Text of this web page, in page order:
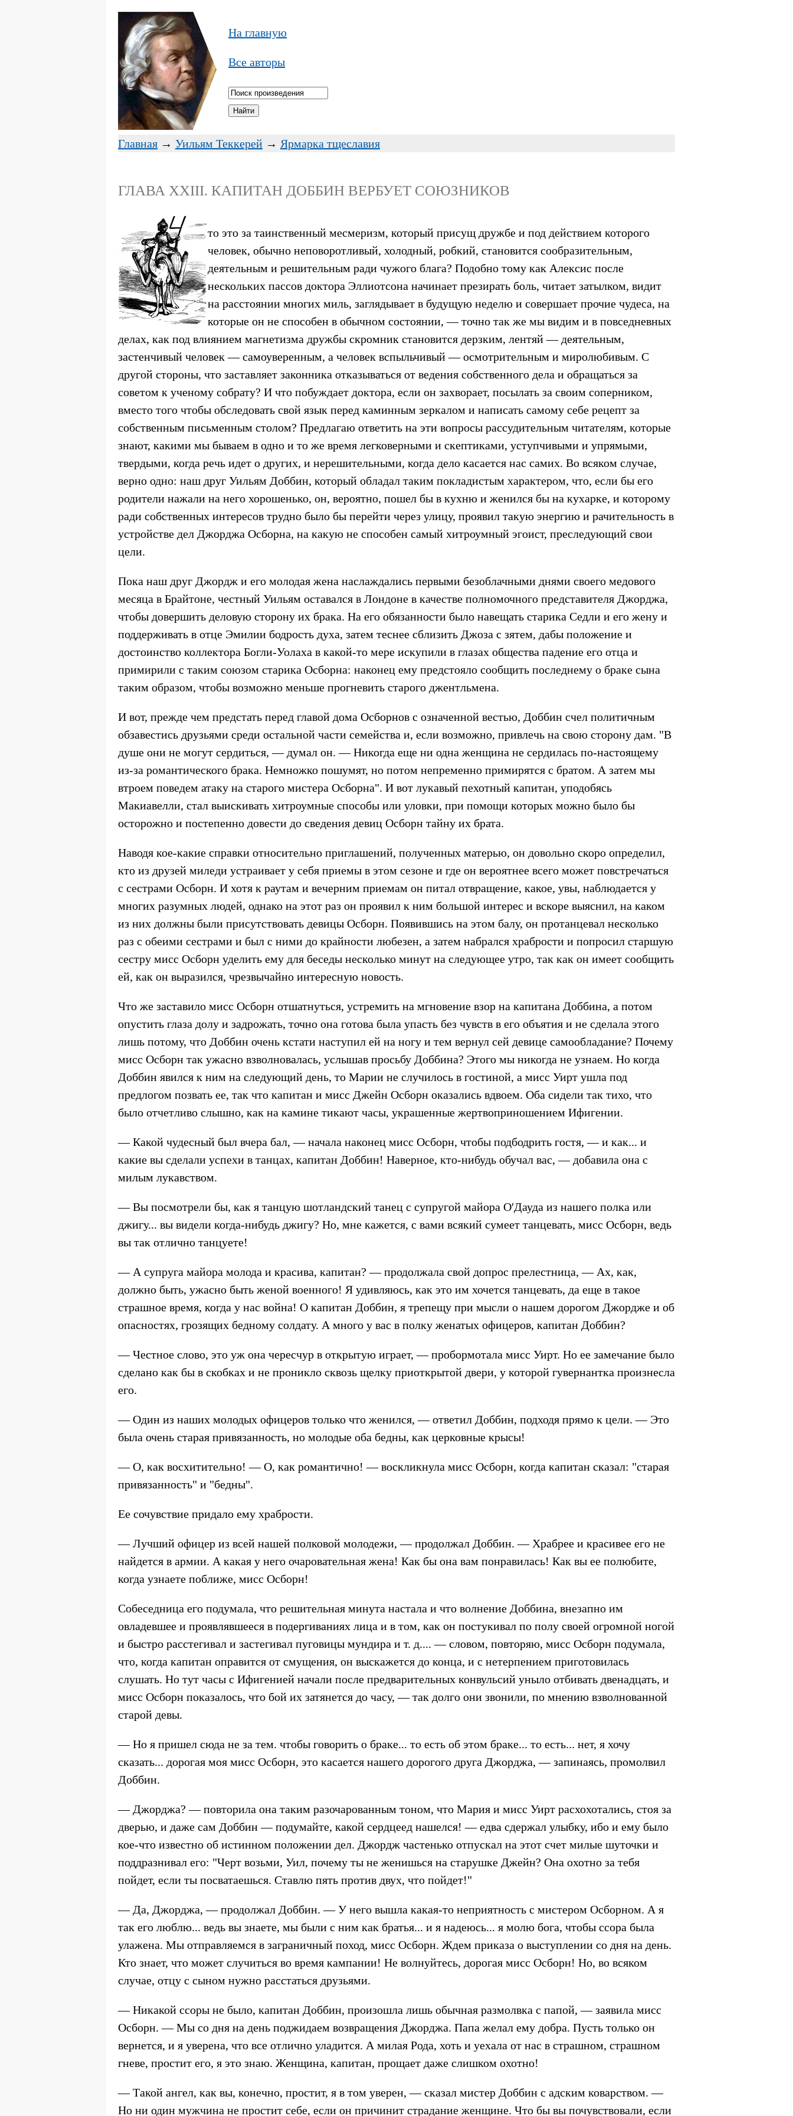
На главную
Все авторы
Главная → Уильям Теккерей → Ярмарка тщеславия
ГЛАВА XXIII. КАПИТАН ДОББИН ВЕРБУЕТ СОЮЗНИКОВ
то это за таинственный месмеризм, который присущ дружбе и под действием которого
человек, обычно неповоротливый, холодный, робкий, становится сообразительным,
деятельным и решительным ради чужого блага? Подобно тому как Алексис после
нескольких пассов доктора Эллиотсона начинает презирать боль, читает затылком, видит
на расстоянии многих миль, заглядывает в будущую неделю и совершает прочие чудеса, на
которые он не способен в обычном состоянии, — точно так же мы видим и в повседневных
делах, как под влиянием магнетизма дружбы скромник становится дерзким, лентяй — деятельным,
застенчивый человек — самоуверенным, а человек вспыльчивый — осмотрительным и миролюбивым. С
другой стороны, что заставляет законника отказываться от ведения собственного дела и обращаться за
советом к ученому собрату? И что побуждает доктора, если он захворает, посылать за своим соперником,
вместо того чтобы обследовать свой язык перед каминным зеркалом и написать самому себе рецепт за
собственным письменным столом? Предлагаю ответить на эти вопросы рассудительным читателям, которые
знают, какими мы бываем в одно и то же время легковерными и скептиками, уступчивыми и упрямыми,
твердыми, когда речь идет о других, и нерешительными, когда дело касается нас самих. Во всяком случае,
верно одно: наш друг Уильям Доббин, который обладал таким покладистым характером, что, если бы его
родители нажали на него хорошенько, он, вероятно, пошел бы в кухню и женился бы на кухарке, и которому
ради собственных интересов трудно было бы перейти через улицу, проявил такую энергию и рачительность в
устройстве дел Джорджа Осборна, на какую не способен самый хитроумный эгоист, преследующий свои
цели.
Пока наш друг Джордж и его молодая жена наслаждались первыми безоблачными днями своего медового
месяца в Брайтоне, честный Уильям оставался в Лондоне в качестве полномочного представителя Джорджа,
чтобы довершить деловую сторону их брака. На его обязанности было навещать старика Седли и его жену и
поддерживать в отце Эмилии бодрость духа, затем теснее сблизить Джоза с зятем, дабы положение и
достоинство коллектора Богли-Уолаха в какой-то мере искупили в глазах общества падение его отца и
примирили с таким союзом старика Осборна: наконец ему предстояло сообщить последнему о браке сына
таким образом, чтобы возможно меньше прогневить старого джентльмена.
И вот, прежде чем предстать перед главой дома Осборнов с означенной вестью, Доббин счел политичным
обзавестись друзьями среди остальной части семейства и, если возможно, привлечь на свою сторону дам. "В
душе они не могут сердиться, — думал он. — Никогда еще ни одна женщина не сердилась по-настоящему
из-за романтического брака. Немножко пошумят, но потом непременно примирятся с братом. А затем мы
втроем поведем атаку на старого мистера Осборна". И вот лукавый пехотный капитан, уподобясь
Макиавелли, стал выискивать хитроумные способы или уловки, при помощи которых можно было бы
осторожно и постепенно довести до сведения девиц Осборн тайну их брата.
Наводя кое-какие справки относительно приглашений, полученных матерью, он довольно скоро определил,
кто из друзей миледи устраивает у себя приемы в этом сезоне и где он вероятнее всего может повстречаться
с сестрами Осборн. И хотя к раутам и вечерним приемам он питал отвращение, какое, увы, наблюдается у
многих разумных людей, однако на этот раз он проявил к ним большой интерес и вскоре выяснил, на каком
из них должны были присутствовать девицы Осборн. Появившись на этом балу, он протанцевал несколько
раз с обеими сестрами и был с ними до крайности любезен, а затем набрался храбрости и попросил старшую
сестру мисс Осборн уделить ему для беседы несколько минут на следующее утро, так как он имеет сообщить
ей, как он выразился, чрезвычайно интересную новость.
Что же заставило мисс Осборн отшатнуться, устремить на мгновение взор на капитана Доббина, а потом
опустить глаза долу и задрожать, точно она готова была упасть без чувств в его объятия и не сделала этого
лишь потому, что Доббин очень кстати наступил ей на ногу и тем вернул сей девице самообладание? Почему
мисс Осборн так ужасно взволновалась, услышав просьбу Доббина? Этого мы никогда не узнаем. Но когда
Доббин явился к ним на следующий день, то Марии не случилось в гостиной, а мисс Уирт ушла под
предлогом позвать ее, так что капитан и мисс Джейн Осборн оказались вдвоем. Оба сидели так тихо, что
было отчетливо слышно, как на камине тикают часы, украшенные жертвоприношением Ифигении.
— Какой чудесный был вчера бал, — начала наконец мисс Осборн, чтобы подбодрить гостя, — и как... и
какие вы сделали успехи в танцах, капитан Доббин! Наверное, кто-нибудь обучал вас, — добавила она с
милым лукавством.
— Вы посмотрели бы, как я танцую шотландский танец с супругой майора О′Дауда из нашего полка или
джигу... вы видели когда-нибудь джигу? Но, мне кажется, с вами всякий сумеет танцевать, мисс Осборн, ведь
вы так отлично танцуете!
— А супруга майора молода и красива, капитан? — продолжала свой допрос прелестница, — Ах, как,
должно быть, ужасно быть женой военного! Я удивляюсь, как это им хочется танцевать, да еще в такое
страшное время, когда у нас война! О капитан Доббин, я трепещу при мысли о нашем дорогом Джордже и об
опасностях, грозящих бедному солдату. А много у вас в полку женатых офицеров, капитан Доббин?
— Честное слово, это уж она чересчур в открытую играет, — пробормотала мисс Уирт. Но ее замечание было
сделано как бы в скобках и не проникло сквозь щелку приоткрытой двери, у которой гувернантка произнесла
его.
— Один из наших молодых офицеров только что женился, — ответил Доббин, подходя прямо к цели. — Это
была очень старая привязанность, но молодые оба бедны, как церковные крысы!
— О, как восхитительно! — О, как романтично! — воскликнула мисс Осборн, когда капитан сказал: "старая
привязанность" и "бедны".
Ее сочувствие придало ему храбрости.
— Лучший офицер из всей нашей полковой молодежи, — продолжал Доббин. — Храбрее и красивее его не
найдется в армии. А какая у него очаровательная жена! Как бы она вам понравилась! Как вы ее полюбите,
когда узнаете поближе, мисс Осборн!
Собеседница его подумала, что решительная минута настала и что волнение Доббина, внезапно им
овладевшее и проявлявшееся в подергиваниях лица и в том, как он постукивал по полу своей огромной ногой
и быстро расстегивал и застегивал пуговицы мундира и т. д.... — словом, повторяю, мисс Осборн подумала,
что, когда капитан оправится от смущения, он выскажется до конца, и с нетерпением приготовилась
слушать. Но тут часы с Ифигенией начали после предварительных конвульсий уныло отбивать двенадцать, и
мисс Осборн показалось, что бой их затянется до часу, — так долго они звонили, по мнению взволнованной
старой девы.
— Но я пришел сюда не за тем. чтобы говорить о браке... то есть об этом браке... то есть... нет, я хочу
сказать... дорогая моя мисс Осборн, это касается нашего дорогого друга Джорджа, — запинаясь, промолвил
Доббин.
— Джорджа? — повторила она таким разочарованным тоном, что Мария и мисс Уирт расхохотались, стоя за
дверью, и даже сам Доббин — подумайте, какой сердцеед нашелся! — едва сдержал улыбку, ибо и ему было
кое-что известно об истинном положении дел. Джордж частенько отпускал на этот счет милые шуточки и
поддразнивал его: "Черт возьми, Уил, почему ты не женишься на старушке Джейн? Она охотно за тебя
пойдет, если ты посватаешься. Ставлю пять против двух, что пойдет!"
— Да, Джорджа, — продолжал Доббин. — У него вышла какая-то неприятность с мистером Осборном. А я
так его люблю... ведь вы знаете, мы были с ним как братья... и я надеюсь... я молю бога, чтобы ссора была
улажена. Мы отправляемся в заграничный поход, мисс Осборн. Ждем приказа о выступлении со дня на день.
Кто знает, что может случиться во время кампании! Не волнуйтесь, дорогая мисс Осборн! Но, во всяком
случае, отцу с сыном нужно расстаться друзьями.
— Никакой ссоры не было, капитан Доббин, произошла лишь обычная размолвка с папой, — заявила мисс
Осборн. — Мы со дня на день поджидаем возвращения Джорджа. Папа желал ему добра. Пусть только он
вернется, и я уверена, что все отлично уладится. А милая Рода, хоть и уехала от нас в страшном, страшном
гневе, простит его, я это знаю. Женщина, капитан, прощает даже слишком охотно!
— Такой ангел, как вы, конечно, простит, я в том уверен, — сказал мистер Доббин с адским коварством. —
Но ни один мужчина не простит себе, если он причинит страдание женщине. Что бы вы почувствовали, если